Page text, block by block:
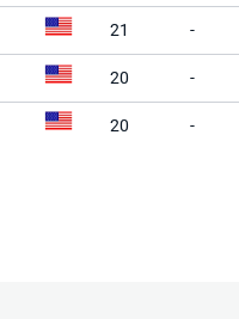
21 -
20 -
20 -